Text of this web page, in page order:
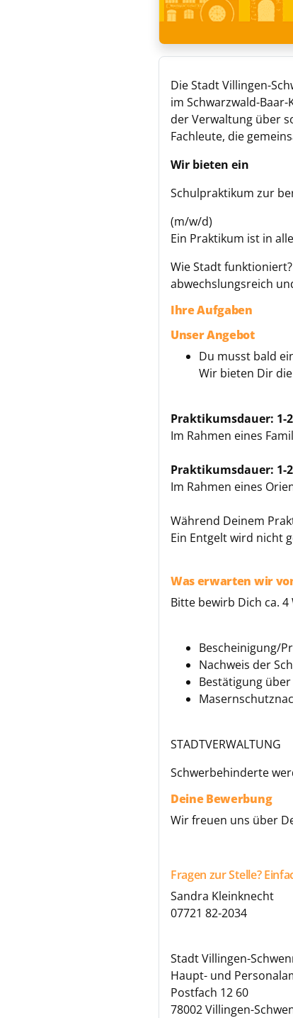
Die Stadt Villingen-
im Schwarzwald-
der Verwaltung über
Fachleute, die
Wir bieten ein
Schulpraktikum zur
(m/w/d)
Ein Praktikum ist in
Wie Stadt
abwechslungsreich
Ihre Aufgaben
Unser Angebot
Du musst bald
Wir bieten Dir
Praktikumsdauer: 1-
Im Rahmen eines
Praktikumsdauer: 1-
Im Rahmen eines
Während Deinem
Ein Entgelt wird nicht
Was erwarten wir
Bitte bewirb Dich ca.
Bescheinigung/
Nachweis der
Bestätigung
STADTVERWALTUNG
Schwerbehinderte
Deine Bewerbung
Wir freuen uns über
Fragen zur Stelle?
Sandra Kleinknecht
07721 82-2034
Stadt Villingen-
Haupt- und
Postfach 12 60
78002 Villingen-